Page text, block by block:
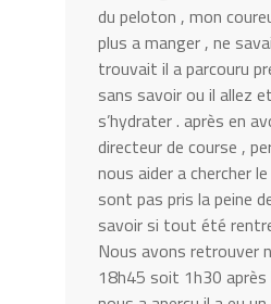
du peloton , mon
plus a manger , ne
trouvait il a parcouru
sans savoir ou il allez
s’hydrater . après en
directeur de course ,
nous aider a chercher
sont pas pris la peine
savoir si tout été
Nous avons retrouver
18h45 soit 1h30 après